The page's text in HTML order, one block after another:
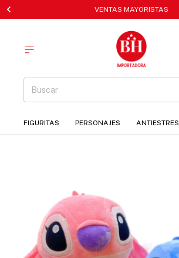
VENTAS MAYORISTAS
FIGURITAS PERSONAJES ANTIESTRES